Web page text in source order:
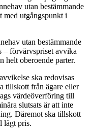
utan bestämmande
med utgångspunkt i
utan bestämmande
– förvärvspriset avvika
helt oberoende parter.
ska redovisas
tillskott från ägare eller
värdeöverföring till
slutsats är att inte
Däremot ska tillskott
lågt pris.